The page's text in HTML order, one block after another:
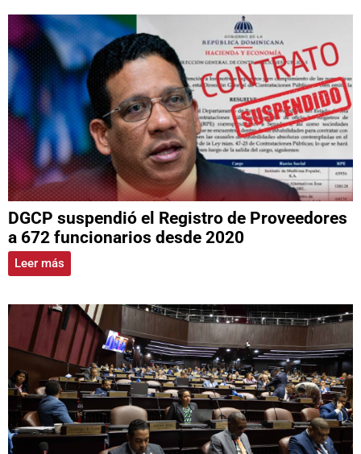
DGCP suspendió el Registro de Proveedores
a 672 funcionarios desde 2020
Leer más